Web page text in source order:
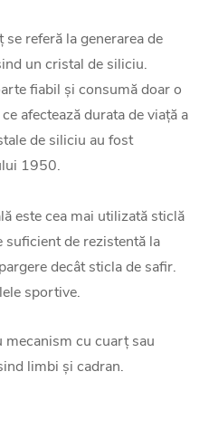
referă la generarea de
un cristal de siliciu.
fiabil și consumă doar o
afectează durata de viață a
de siliciu au fost
1950.
este cea mai utilizată sticlă
de rezistentă la
decât sticla de safir.
sportive.
mecanism cu cuarț sau
limbi și cadran.